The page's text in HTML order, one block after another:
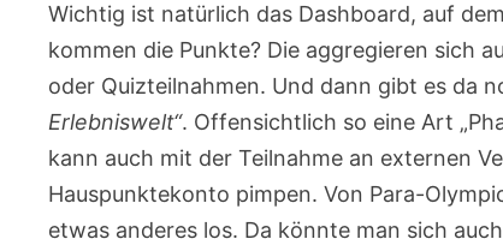
Wichtig ist natürlich das Dashboard, auf
kommen die Punkte? Die aggregieren sich
oder Quizteilnahmen. Und dann gibt es da
Erlebniswelt“. Offensichtlich so eine Art
kann auch mit der Teilnahme an externen
Hauspunktekonto pimpen. Von Para-
etwas anderes los. Da könnte man sich